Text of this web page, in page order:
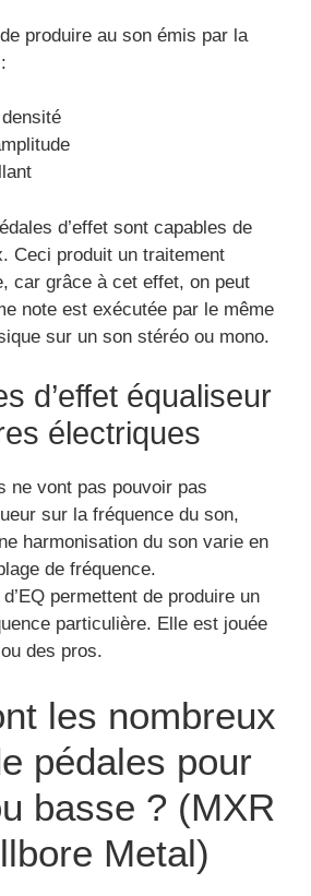
produire au son émis par la
d’effet sont capables de
Ceci produit un traitement
car grâce à cet effet, on peut
note est exécutée par le même
sur un son stéréo ou mono.
d’effet équaliseur
électriques
ne vont pas pouvoir pas
sur la fréquence du son,
harmonisation du son varie en
de fréquence.
permettent de produire un
particulière. Elle est jouée
des pros.
les nombreux
pédales pour
basse ? (MXR
Metal)